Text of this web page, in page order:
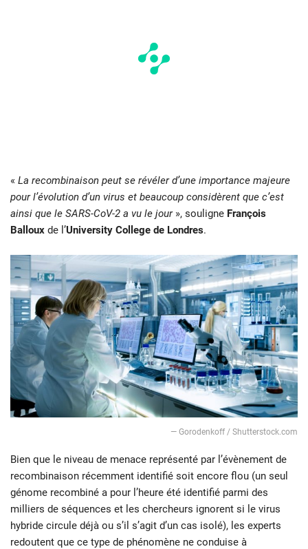
« La recombinaison peut se révéler d’une importance majeure
pour l’évolution d’un virus et beaucoup considèrent que c’est
ainsi que le SARS-CoV-2 a vu le jour», souligne François
Balloux de l’University College de Londres.
― Gorodenkoff / Shutterstock.com
Bien que le niveau de menace représenté par l’évènement de
recombinaison récemment identifié soit encore flou (un seul
génome recombiné a pour l’heure été identifié parmi des
milliers de séquences et les chercheurs ignorent si le virus
hybride circule déjà ou s’il s’agit d’un cas isolé), les experts
redoutent que ce type de phénomène ne conduise à